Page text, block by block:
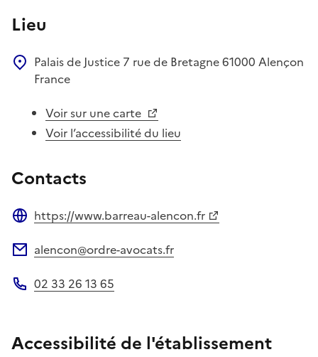
Lieu
Palais de Justice 7 rue de Bretagne61000 Alençon
France
Voir sur une carte
Voir l’accessibilité du lieu
Contacts
https://www.barreau-alencon.fr
alencon@ordre-avocats.fr
02 33 26 13 65
Accessibilité de l'établissement